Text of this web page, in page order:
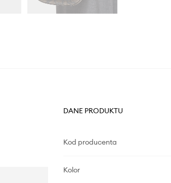
DANE PRODUKTU
Kod producenta
Kolor